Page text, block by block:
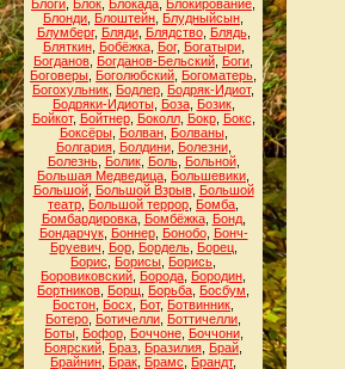
Блоги Блок Блокада Блокирование
Блонди Блоштейн Блудныйсын
Блумберг, Бляди, Блядство, Блядь,
Бляткин, Бобёжка, Бог, Богатыри,
Богданов Богданов-Бельский Боги
Боговеры Боголюбский Богоматерь
Богохульник Бодлер Бодряк-Идиот,
Бодряки-Идиоты, Боза, Бозик,
Бойкот, Бойтнер, Боколл, Бокр, Бокс
Боксёры, Болван, Болваны,
Болгария, Болдини, Болезни,
Болезнь, Болик, Боль, Больной,
Большая Медведица Большевики
Большой, Большой Взрыв, Большой
театр Большой террор Бомба
Бомбардировка, Бомбёжка, Бонд,
Бондарчук, Боннер, Бонобо, Бонч-
Бруевич
Бор, Бордель, Борец,
Борис
Борисы Борись
Боровиковский Борода Бородин
Бортников Борщ Борьба Босбум
Бостон Босх Бот, Ботвинник
Ботеро Ботичелли Боттичелли
Боты, Бофор, Боччоне, Боччони,
Боярский Браз Бразилия Брай
Брайнин Брак Брамс Брандт,